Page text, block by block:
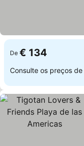
De € 134
Consulte os preços de